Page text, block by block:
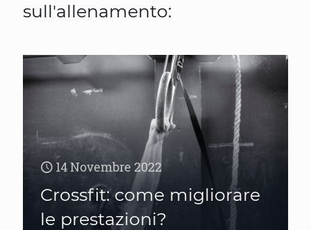
sull'allenamento:
14 Novembre 2022
Crossfit: come migliorare
le prestazioni?